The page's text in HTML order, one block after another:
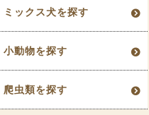
ミックス犬を探す
小動物を探す
爬虫類を探す